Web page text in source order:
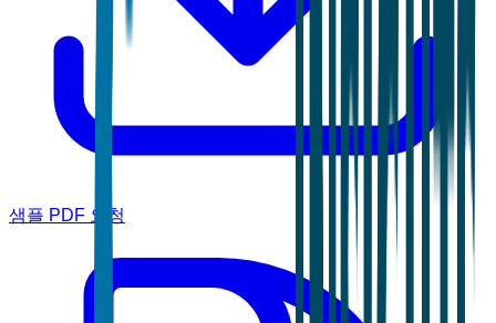
샘플 PDF 요청